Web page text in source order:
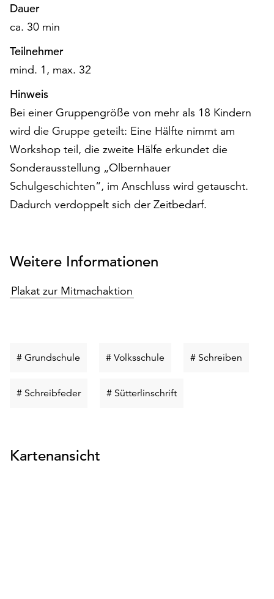
Dauer
ca. 30 min
Teilnehmer
mind. 1, max. 32
Hinweis
Bei einer Gruppengröße von mehr als 18 Kindern
wird die Gruppe geteilt: Eine Hälfte nimmt am
Workshop teil, die zweite Hälfe erkundet die
Sonderausstellung „Olbernhauer
Schulgeschichten“, im Anschluss wird getauscht.
Dadurch verdoppelt sich der Zeitbedarf.
Weitere Informationen
Plakat zur Mitmachaktion
# Grundschule Schlüsselwort
# Volksschule Schlüsselwort
# Schreiben
# SchreibfederSchlüsselwort
# SütterlinschriftSchlüsselwort
Kartenansicht